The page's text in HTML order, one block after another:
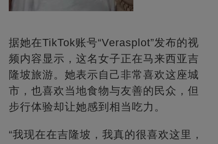
据她在TikTok账号“Verasplot”发布的视
频内容显示，这名女子正在马来西亚吉
隆坡旅游。她表示自己非常喜欢这座城
市，也喜欢当地食物与友善的民众，但
步行体验却让她感到相当吃力。
“我现在在吉隆坡，我真的很喜欢这里，